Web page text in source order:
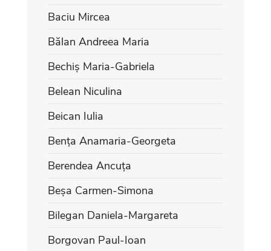
Baciu Mircea
Bălan Andreea Maria
Bechiș Maria-Gabriela
Belean Niculina
Beican Iulia
Bența Anamaria-Georgeta
Berendea Ancuța
Beșa Carmen-Simona
Bilegan Daniela-Margareta
Borgovan Paul-Ioan